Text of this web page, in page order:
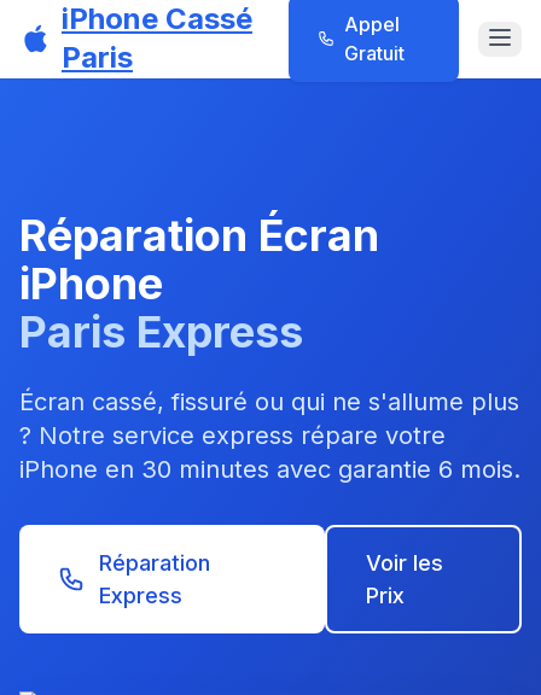
Aller au contenu principal
iPhone Cassé
Paris
Appel
Gratuit
Réparation Écran
iPhone
Paris Express
Écran cassé, fissuré ou qui ne s'allume plus
? Notre service express répare votre
iPhone en 30 minutes avec garantie 6 mois.
Réparation
Express
Voir les
Prix